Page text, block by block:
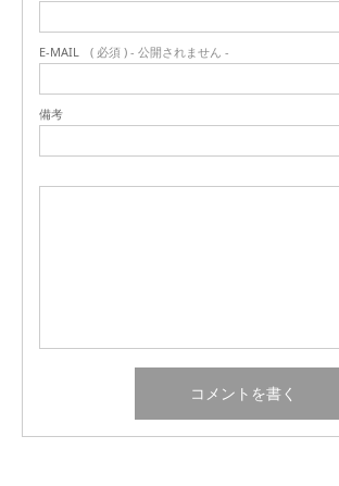
E-MAIL ( 必須 ) - 公開されません -
備考